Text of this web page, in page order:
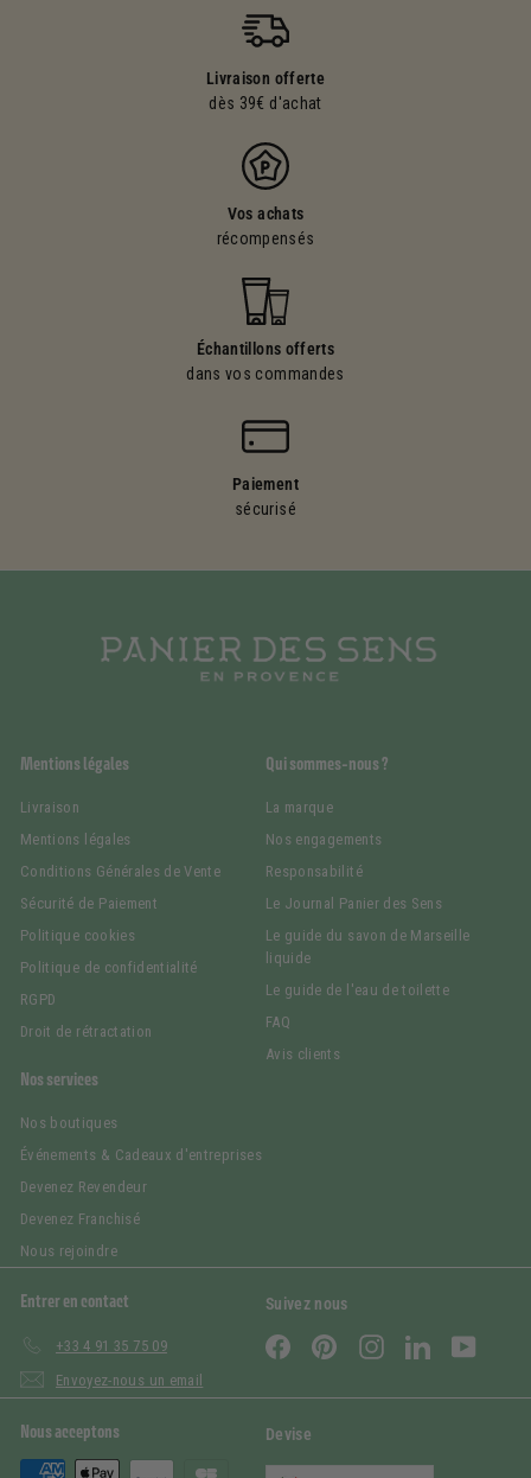
Livraison offerte
dès 39€ d'achat
Vos achats
récompensés
Échantillons offerts
dans vos commandes
Paiement
sécurisé
Mentions légales
Livraison
Mentions légales
Conditions Générales de Vente
Sécurité de Paiement
Politique cookies
Politique de confidentialité
RGPD
Droit de rétractation
Qui sommes-nous ?
La marque
Nos engagements
Responsabilité
Le Journal Panier des Sens
Le guide du savon de Marseille
liquide
Le guide de l'eau de toilette
FAQ
Avis clients
Nos services
Nos boutiques
Événements & Cadeaux d'entreprises
Devenez Revendeur
Devenez Franchisé
Nous rejoindre
Entrer en contact
+33 4 91 35 75 09
Envoyez-nous un email
Suivez nous
FacebookPinterestInstagramLinkedIn
Nous acceptons Devise